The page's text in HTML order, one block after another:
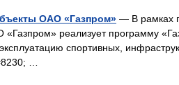
ОАО «Газпром» — В рамках
реализует программу
спортивных,
…